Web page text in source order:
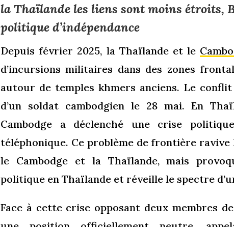
la Thaïlande les liens sont moins étroits,
politique d’indépendance
Depuis février 2025, la Thaïlande et le
d’incursions militaires dans des zones
autour de temples khmers anciens. Le
d’un soldat cambodgien le 28 mai. En
Cambodge a déclenché une crise
téléphonique. Ce problème de frontière
le Cambodge et la Thaïlande, mais
politique en Thaïlande et réveille le spectre
Face à cette crise opposant deux membres de